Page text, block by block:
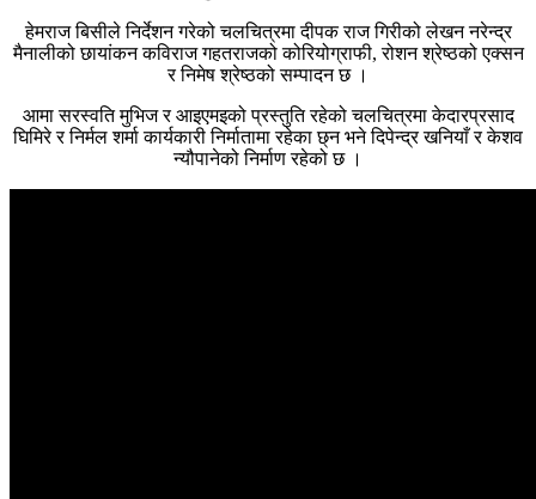
हेमराज बिसीले निर्देशन गरेको चलचित्रमा दीपक राज गिरीको लेखन नरेन्द्र
मैनालीको छायांकन कविराज गहतराजको कोरियोग्राफी, रोशन श्रेष्ठको एक्सन
र निमेष श्रेष्ठको सम्पादन छ ।
आमा सरस्वति मुभिज र आइएमइको प्रस्तुति रहेको चलचित्रमा केदारप्रसाद
घिमिरे र निर्मल शर्मा कार्यकारी निर्मातामा रहेका छ्न भने दिपेन्द्र खनियाँ र केशव
न्यौपानेको निर्माण रहेको छ ।